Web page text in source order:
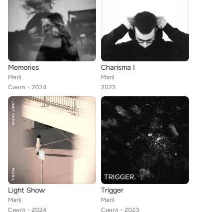
Memories
Maril
Сингл
2024
Charisma I
Maril
2023
Light Show
Maril
Сингл
2024
Trigger
Maril
Сингл
2023